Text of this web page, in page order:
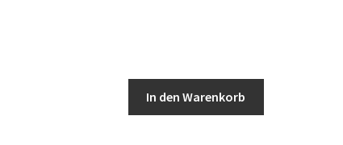
In den Warenkorb